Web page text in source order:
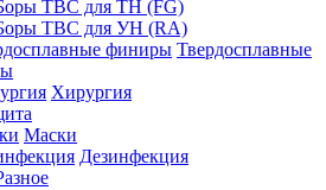
ТВС для ТН (FG)
ТВС для УН (RA)
Твердосплавные
Хирургия
Маски
Дезинфекция